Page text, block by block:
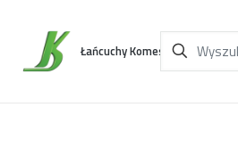
Łańcuchy Komes